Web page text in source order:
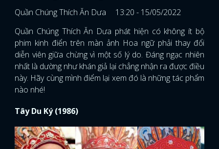
Quần Chúng Thích Ăn Dưa
13:20 - 15/05/2022
Quần Chúng Thích Ăn Dưa phát hiện có không ít bộ
phim kinh điển trên màn ảnh Hoa ngữ phải thay đổi
diễn viên giữa chừng vì một số lý do. Đáng ngạc nhiên
nhất là dường như khán giả lại chẳng nhận ra được điều
này. Hãy cùng mình điểm lại xem đó là những tác phẩm
nào nhé!
Tây Du Ký (1986)